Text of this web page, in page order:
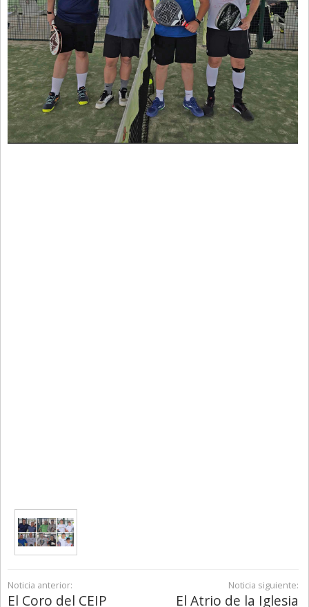
Noticia anterior:
El Coro del CEIP
Noticia siguiente:
El Atrio de la Iglesia